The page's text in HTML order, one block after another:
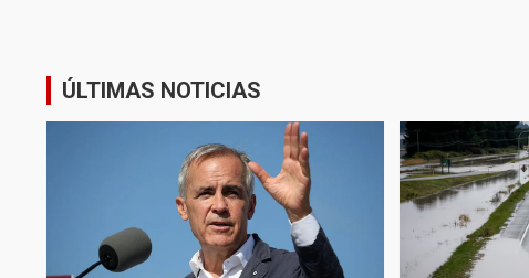
ÚLTIMAS NOTICIAS